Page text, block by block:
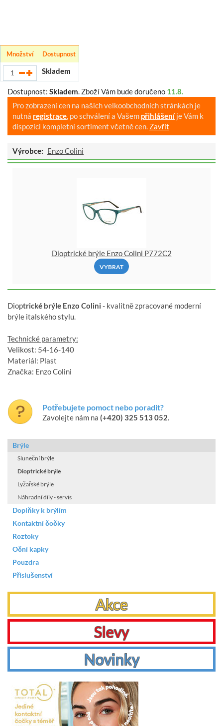
Množství Dostupnost
Skladem
Dostupnost: Skladem. Zboží Vám bude doručeno 11.8.
Pro zobrazení cen na našich velkoobchodních stránkách je
nutná registrace, po schválení a Vašem přihlášeníje Vám k
dispozici kompletní sortiment včetně cen. Zavřít
Výrobce: Enzo Colini
Dioptrické brýle Enzo Colini P772C2
VYBRAT
Dioptrické brýle Enzo Colini - kvalitně zpracované moderní
brýle italského stylu.
Technické parametry:
Velikost: 54-16-140
Materiál: Plast
Značka: Enzo Colini
Potřebujete pomoct nebo poradit?
Zavolejte nám na (+420) 325 513 052.
Brýle
Sluneční brýle
Dioptrické brýle
Lyžařské brýle
Náhradní díly - servis
Doplňky k brýlím
Kontaktní čočky
Roztoky
Oční kapky
Pouzdra
Příslušenství
Akce
Slevy
Novinky